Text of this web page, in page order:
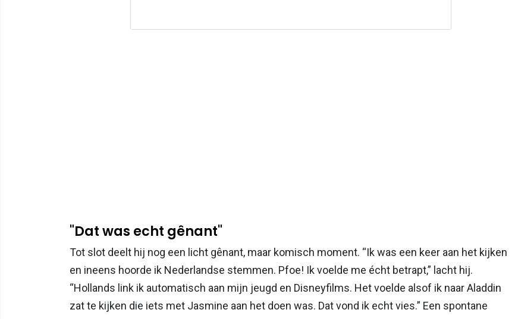
"Dat was echt gênant"
Tot slot deelt hij nog een licht gênant, maar komisch moment. “Ik was een keer aan het kijken
en ineens hoorde ik Nederlandse stemmen. Pfoe! Ik voelde me écht betrapt,” lacht hij.
“Hollands link ik automatisch aan mijn jeugd en Disneyfilms. Het voelde alsof ik naar Aladdin
zat te kijken die iets met Jasmine aan het doen was. Dat vond ik echt vies.” Een spontane